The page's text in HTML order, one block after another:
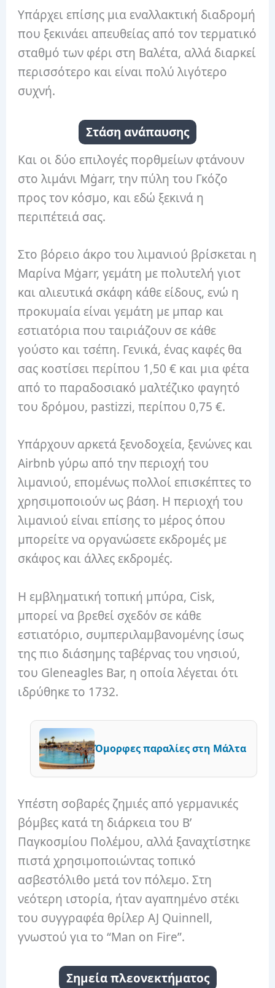
Υπάρχει επίσης μια εναλλακτική διαδρομή
που ξεκινάει απευθείας από τον τερματικό
σταθμό των φέρι στη Βαλέτα, αλλά διαρκεί
περισσότερο και είναι πολύ λιγότερο
συχνή.
Στάση ανάπαυσης
Και οι δύο επιλογές πορθμείων φτάνουν
στο λιμάνι Mġarr, την πύλη του Γκόζο
προς τον κόσμο, και εδώ ξεκινά η
περιπέτειά σας.
Στο βόρειο άκρο του λιμανιού βρίσκεται η
Μαρίνα Mġarr, γεμάτη με πολυτελή γιοτ
και αλιευτικά σκάφη κάθε είδους, ενώ η
προκυμαία είναι γεμάτη με μπαρ και
εστιατόρια που ταιριάζουν σε κάθε
γούστο και τσέπη. Γενικά, ένας καφές θα
σας κοστίσει περίπου 1,50 € και μια φέτα
από το παραδοσιακό μαλτέζικο φαγητό
του δρόμου, pastizzi, περίπου 0,75 €.
Υπάρχουν αρκετά ξενοδοχεία, ξενώνες και
Airbnb γύρω από την περιοχή του
λιμανιού, επομένως πολλοί επισκέπτες το
χρησιμοποιούν ως βάση. Η περιοχή του
λιμανιού είναι επίσης το μέρος όπου
μπορείτε να οργανώσετε εκδρομές με
σκάφος και άλλες εκδρομές.
Η εμβληματική τοπική μπύρα, Cisk,
μπορεί να βρεθεί σχεδόν σε κάθε
εστιατόριο, συμπεριλαμβανομένης ίσως
της πιο διάσημης ταβέρνας του νησιού,
του Gleneagles Bar, η οποία λέγεται ότι
ιδρύθηκε το 1732.
Όμορφες παραλίες στη Μάλτα
Υπέστη σοβαρές ζημιές από γερμανικές
βόμβες κατά τη διάρκεια του Β’
Παγκοσμίου Πολέμου, αλλά ξαναχτίστηκε
πιστά χρησιμοποιώντας τοπικό
ασβεστόλιθο μετά τον πόλεμο. Στη
νεότερη ιστορία, ήταν αγαπημένο στέκι
του συγγραφέα θρίλερ AJ Quinnell,
γνωστού για το “Man on Fire”.
Σημεία πλεονεκτήματος